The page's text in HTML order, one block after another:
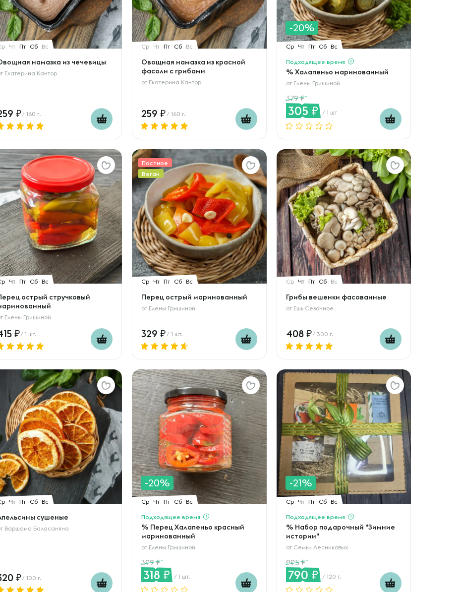
Чт Пт Сб Вс
намазка из чечевицы
Екатерина Кантор
/ 160 г.
Ср Чт Пт Сб Вс
Овощная намазка из красной
фасоли с грибами
от Екатерина Кантор
259 / 160 г.
-20%
Ср Чт Пт Сб Вс
Подходящее время
% Халапеньо маринованный
от Елены Гришиной
379
305 / 1 шт
Чт Пт Сб Вс
острый стручковый
Елены Гришиной
/ 1 шт.
Постное
Веган
Ср Чт Пт Сб Вс
Перец острый маринованный
от Елены Гришиной
329 / 1 шт.
Ср Чт Пт Сб Вс
Грибы вешенки фасованные
от Ешь Сезонное
408 / 300 г.
Чт Пт Сб Вс
сушеные
Варшама Баласаняна
/ 100 г.
-20%
Ср Чт Пт Сб Вс
Подходящее время
% Перец Халапеньо красный
маринованный
от Елены Гришиной
399
318 / 1 шт.
-21%
Ср Чт Пт Сб Вс
Подходящее время
% Набор подарочный "Зимние
истории"
от Семьи Лесниковых
995
790 / 120 г.